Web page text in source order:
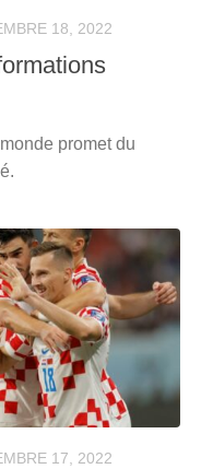
18, 2022
promet du
17, 2022